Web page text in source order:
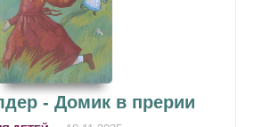
- Домик в прерии